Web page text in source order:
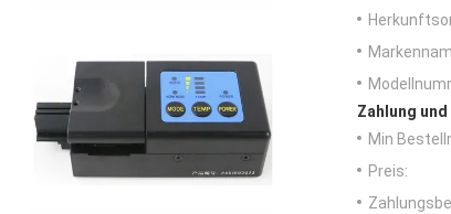
Zahlung und
Min
Preis: